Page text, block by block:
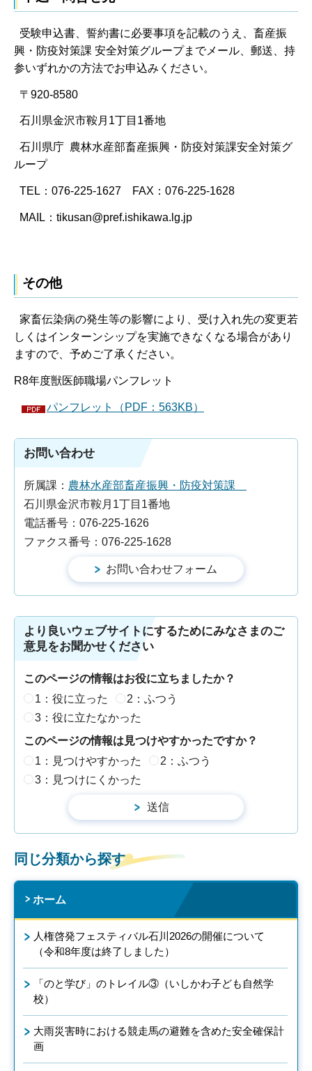
受験申込書、誓約書に必要事項を記載のうえ、畜産振
興・防疫対策課 安全対策グループまでメール、郵送、持
参いずれかの方法でお申込みください。
〒920-8580
石川県金沢市鞍月1丁目1番地
石川県庁 農林水産部畜産振興・防疫対策課安全対策グ
ループ
TEL：076-225-1627 FAX：076-225-1628
MAIL：tikusan@pref.ishikawa.lg.jp
その他
家畜伝染病の発生等の影響により、受け入れ先の変更若
しくはインターンシップを実施できなくなる場合があり
ますので、予めご了承ください。
R8年度獣医師職場パンフレット
パンフレット（PDF：563KB）
お問い合わせ
所属課： 農林水産部畜産振興・防疫対策課
石川県金沢市鞍月1丁目1番地
電話番号：076-225-1626
ファクス番号：076-225-1628
より良いウェブサイトにするためにみなさまのご
意見をお聞かせください
このページの情報はお役に立ちましたか？
1：役に立った
2：ふつう
3：役に立たなかった
このページの情報は見つけやすかったですか？
1：見つけやすかった
2：ふつう
3：見つけにくかった
同じ分類から探す
ホーム
人権啓発フェスティバル石川2026の開催について
（令和8年度は終了しました）
「のと学び」のトレイル③（いしかわ子ども自然学
校）
大雨災害時における競走馬の避難を含めた安全確保計
画